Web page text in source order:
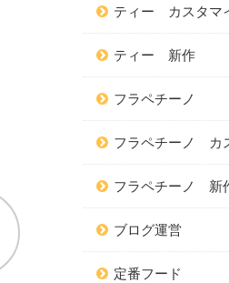
ティー カスタマ
ティー 新作
フラペチーノ
フラペチーノ カ
フラペチーノ 新
ブログ運営
定番フード